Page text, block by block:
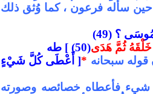
سأله فرعون ، كما وُثق ذلك
؟ (49)
خَلْقَهُ ثُمَّ هَدَى(50) ] طه
قوله سبحانه *[ أَعْطَى كُلَّ شَيْءٍ
فأعطاه خصائصه وصورته